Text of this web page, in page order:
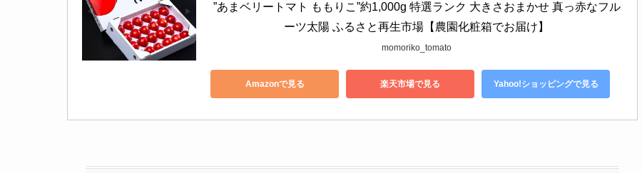
”あまベリートマト ももりこ”約1,000g 特選ランク 大きさおまかせ 真っ赤なフル
ーツ太陽 ふるさと再生市場【農園化粧箱でお届け】
momoriko_tomato
Amazonで見る 楽天市場で見る Yahoo!ショッピングで見る